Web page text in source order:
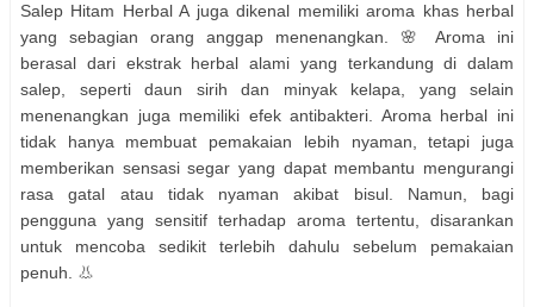
Salep Hitam Herbal A juga dikenal memiliki aroma khas herbal
yang sebagian orang anggap menenangkan. 🌸 Aroma ini
berasal dari ekstrak herbal alami yang terkandung di dalam
salep, seperti daun sirih dan minyak kelapa, yang selain
menenangkan juga memiliki efek antibakteri. Aroma herbal ini
tidak hanya membuat pemakaian lebih nyaman, tetapi juga
memberikan sensasi segar yang dapat membantu mengurangi
rasa gatal atau tidak nyaman akibat bisul. Namun, bagi
pengguna yang sensitif terhadap aroma tertentu, disarankan
untuk mencoba sedikit terlebih dahulu sebelum pemakaian
penuh. 👃